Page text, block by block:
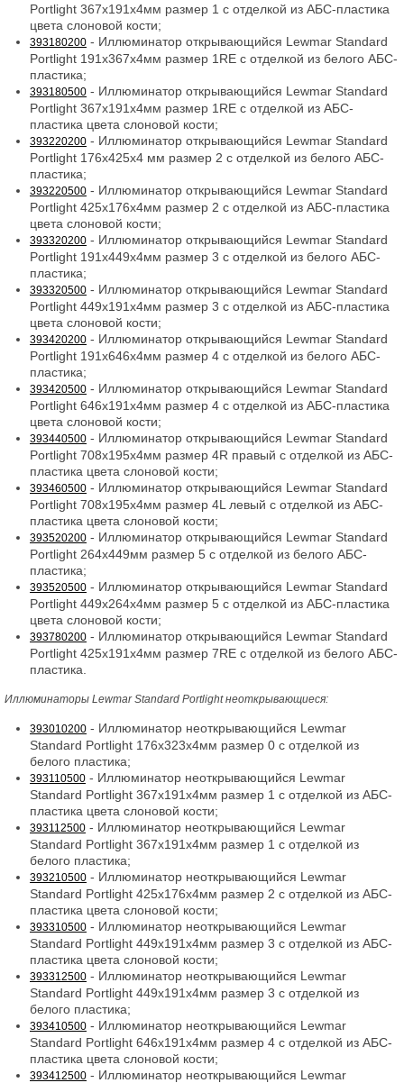
Portlight 367x191x4мм размер 1 с отделкой из АБС-пластика
цвета слоновой кости;
393180200 - Иллюминатор открывающийся Lewmar Standard
Portlight 191x367x4мм размер 1RE с отделкой из белого АБС-
пластика;
393180500 - Иллюминатор открывающийся Lewmar Standard
Portlight 367x191x4мм размер 1RE с отделкой из АБС-
пластика цвета слоновой кости;
393220200 - Иллюминатор открывающийся Lewmar Standard
Portlight 176x425x4 мм размер 2 с отделкой из белого АБС-
пластика;
393220500 - Иллюминатор открывающийся Lewmar Standard
Portlight 425x176x4мм размер 2 с отделкой из АБС-пластика
цвета слоновой кости;
393320200 - Иллюминатор открывающийся Lewmar Standard
Portlight 191x449x4мм размер 3 с отделкой из белого АБС-
пластика;
393320500 - Иллюминатор открывающийся Lewmar Standard
Portlight 449x191x4мм размер 3 с отделкой из АБС-пластика
цвета слоновой кости;
393420200 - Иллюминатор открывающийся Lewmar Standard
Portlight 191x646x4мм размер 4 с отделкой из белого АБС-
пластика;
393420500 - Иллюминатор открывающийся Lewmar Standard
Portlight 646x191x4мм размер 4 с отделкой из АБС-пластика
цвета слоновой кости;
393440500 - Иллюминатор открывающийся Lewmar Standard
Portlight 708x195x4мм размер 4R правый с отделкой из АБС-
пластика цвета слоновой кости;
393460500 - Иллюминатор открывающийся Lewmar Standard
Portlight 708x195x4мм размер 4L левый с отделкой из АБС-
пластика цвета слоновой кости;
393520200 - Иллюминатор открывающийся Lewmar Standard
Portlight 264x449мм размер 5 с отделкой из белого АБС-
пластика;
393520500 - Иллюминатор открывающийся Lewmar Standard
Portlight 449x264x4мм размер 5 с отделкой из АБС-пластика
цвета слоновой кости;
393780200 - Иллюминатор открывающийся Lewmar Standard
Portlight 425x191x4мм размер 7RE с отделкой из белого АБС-
пластика.
Иллюминаторы Lewmar Standard Portlight неоткрывающиеся:
393010200 - Иллюминатор неоткрывающийся Lewmar
Standard Portlight 176x323x4мм размер 0 с отделкой из
белого пластика;
393110500 - Иллюминатор неоткрывающийся Lewmar
Standard Portlight 367x191x4мм размер 1 с отделкой из АБС-
пластика цвета слоновой кости;
393112500 - Иллюминатор неоткрывающийся Lewmar
Standard Portlight 367x191x4мм размер 1 с отделкой из
белого пластика;
393210500 - Иллюминатор неоткрывающийся Lewmar
Standard Portlight 425x176x4мм размер 2 с отделкой из АБС-
пластика цвета слоновой кости;
393310500 - Иллюминатор неоткрывающийся Lewmar
Standard Portlight 449x191x4мм размер 3 с отделкой из АБС-
пластика цвета слоновой кости;
393312500 - Иллюминатор неоткрывающийся Lewmar
Standard Portlight 449x191x4мм размер 3 с отделкой из
белого пластика;
393410500 - Иллюминатор неоткрывающийся Lewmar
Standard Portlight 646x191x4мм размер 4 с отделкой из АБС-
пластика цвета слоновой кости;
393412500 - Иллюминатор неоткрывающийся Lewmar